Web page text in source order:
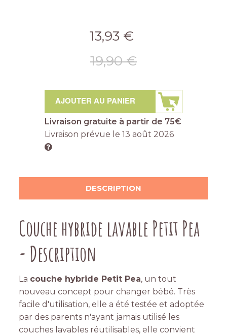
13,93 €
19,90 €
AJOUTER AU PANIER
Livraison gratuite à partir de 75€
Livraison prévue le 13 août 2026
DESCRIPTION
Couche hybride lavable Petit Pea
- Description
La couche hybride Petit Pea, un tout
nouveau concept pour changer bébé. Très
facile d'utilisation, elle a été testée et adoptée
par des parents n'ayant jamais utilisé les
couches lavables réutilisables, elle convient